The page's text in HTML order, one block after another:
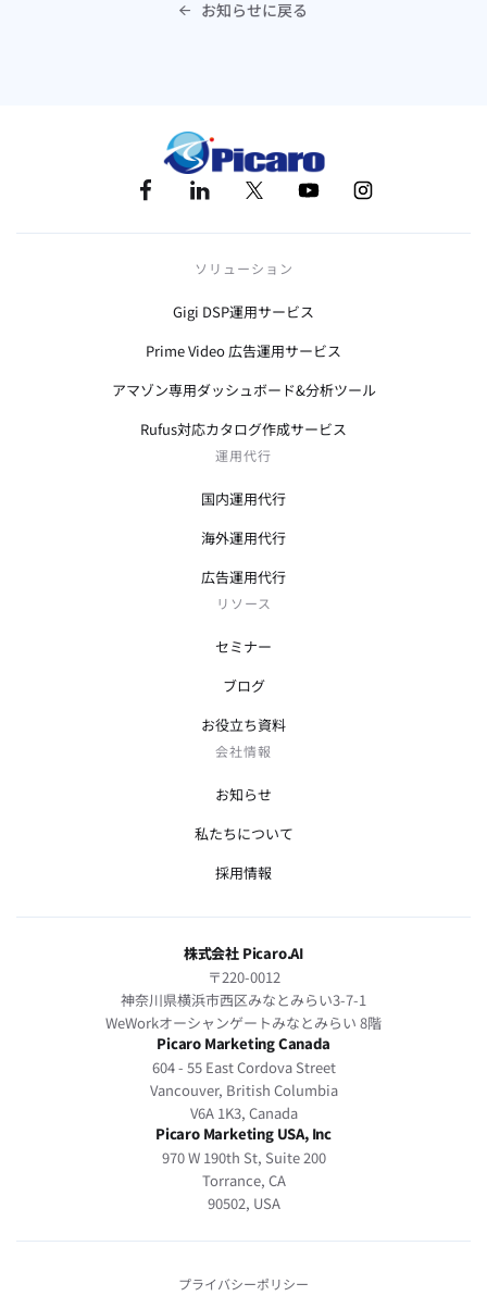
 お知らせに戻る
ソリューション
Gigi DSP運用サービス
Prime Video 広告運用サービス
アマゾン専用ダッシュボード&分析ツール
Rufus対応カタログ作成サービス
運用代行
国内運用代行
海外運用代行
広告運用代行
リソース
セミナー
ブログ
お役立ち資料
会社情報
お知らせ
私たちについて
採用情報
株式会社 Picaro.AI
〒220-0012
神奈川県横浜市西区みなとみらい3-7-1
WeWorkオーシャンゲートみなとみらい 8階
Picaro Marketing Canada
604 - 55 East Cordova Street
Vancouver, British Columbia
V6A 1K3, Canada
Picaro Marketing USA, Inc
970 W 190th St, Suite 200
Torrance, CA
90502, USA
プライバシーポリシー